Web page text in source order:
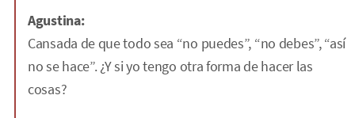
Agustina:
Cansada de que todo sea “no puedes”, “no debes”, “así
no se hace”. ¿Y si yo tengo otra forma de hacer las
cosas?